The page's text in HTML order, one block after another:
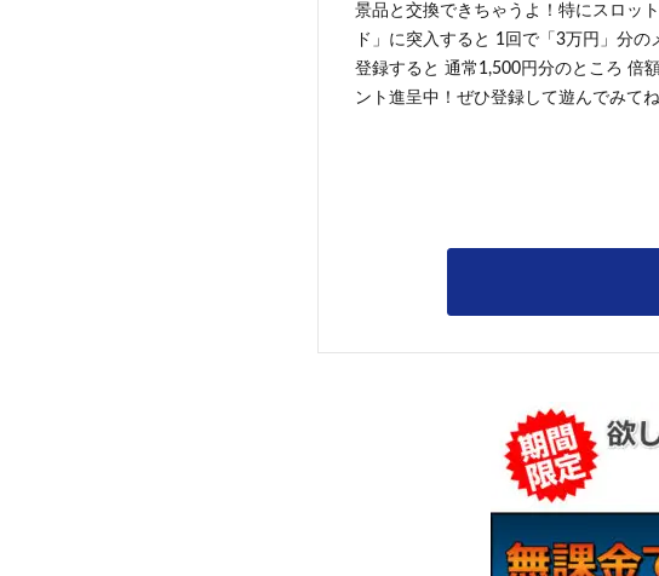
景品と交換できちゃうよ！特にスロッ
ド」に突入すると 1回で「3万円」分の
登録すると 通常1,500円分のところ 倍
ント進呈中！ぜひ登録して遊んでみてね